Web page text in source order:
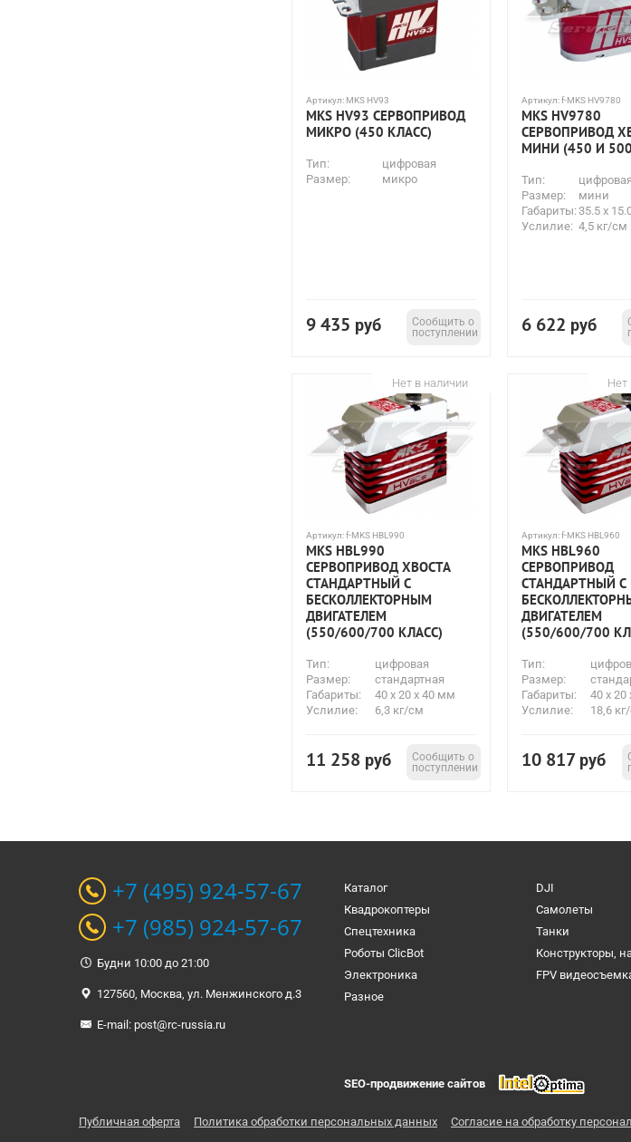
Артикул: MKS HV93
MKS HV93 СЕРВОПРИВОД
МИКРО (450 КЛАСС)
Тип:
цифровая
Размер:
микро
9 435 руб
Сообщить о
поступлении
Артикул:f-MKS HV9780
MKS HV9780
СЕРВОПРИВОД
МИНИ (450 И
Тип:
цифровая
Размер:
мини
Габариты: 35.5 x
Услилие: 4,5 кг/см
6 622 руб
Нет в наличии
Артикул:f-MKS HBL990
MKS HBL990
СЕРВОПРИВОД ХВОСТА
СТАНДАРТНЫЙ С
БЕСКОЛЛЕКТОРНЫМ
ДВИГАТЕЛЕМ
(550/600/700 КЛАСС)
Тип:
цифровая
Размер:
стандартная
Габариты:
40 х 20 х 40 мм
Услилие:
6,3 кг/см
11 258 руб
Сообщить о
поступлении
Нет
Артикул:f-MKS HBL960
MKS HBL960
СЕРВОПРИВОД
СТАНДАРТНЫЙ С
ДВИГАТЕЛЕМ
(550/600/700
Тип:
Размер:
Габариты:
40 х
Услилие:
18,6
10 817 руб
+7 (495) 924-57-67
+7 (985) 924-57-67
Будни 10:00 до 21:00
127560, Москва, ул. Менжинского д.3
E-mail: post@rc-russia.ru
Каталог DJI
Квадрокоптеры
Самолеты
Спецтехника
Танки
Роботы ClicBot
Электроника
FPV
Разное
SEO-продвижение сайтов
Публичная оферта Политика обработки персональных данных Согласие на обработку